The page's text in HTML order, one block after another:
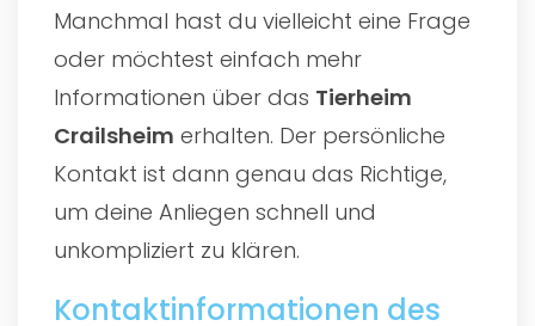
Manchmal hast du vielleicht eine Frage
oder möchtest einfach mehr
Informationen über das Tierheim
Crailsheim erhalten. Der persönliche
Kontakt ist dann genau das Richtige,
um deine Anliegen schnell und
unkompliziert zu klären.
Kontaktinformationen des